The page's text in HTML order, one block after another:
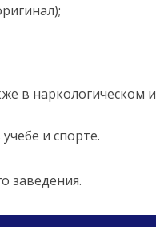
в наркологическом и
и спорте.
заведения.